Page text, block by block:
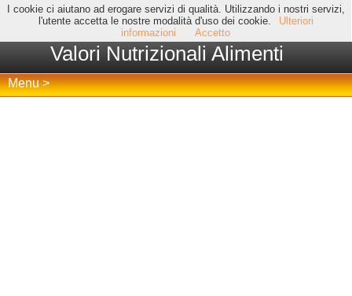
I cookie ci aiutano ad erogare servizi di qualità. Utilizzando i nostri servizi,
l'utente accetta le nostre modalità d'uso dei cookie.
Ulteriori
informazioni
Accetto
Valori Nutrizionali Alimenti
Menu >